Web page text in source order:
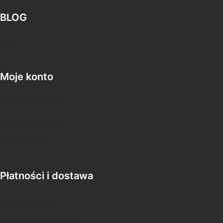
BLOG
Moje konto
Płatności i dostawa